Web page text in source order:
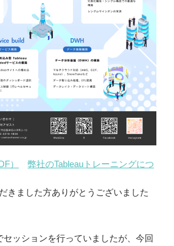
）
弊社のTableauトレーニングにつ
きました方ありがとうございました
ッションを行っていましたが、今回